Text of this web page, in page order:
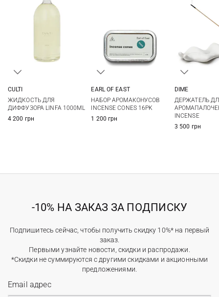
CULTI
ЖИДКОСТЬ ДЛЯ
ДИФФУЗОРА LINFA 1000ML
4 200 грн
EARL OF EAST
НАБОР АРОМАКОНУСОВ
INCENSE CONES 16PK
1 200 грн
DIME
ДЕРЖАТЕЛЬ
INCENSE
3 500 грн
-10% НА ЗАКАЗ ЗА ПОДПИСКУ
Подпишитесь сейчас, чтобы получить скидку 10%* на первый
заказ.
Первыми узнайте новости, скидки и распродажи.
*Скидки не суммируются с другими скидками и акционными
предложениями.